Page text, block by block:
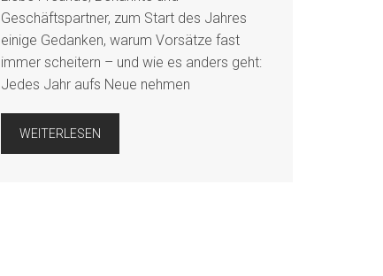
Geschäftspartner, zum Start des Jahres
einige Gedanken, warum Vorsätze fast
immer scheitern – und wie es anders geht:
Jedes Jahr aufs Neue nehmen
WEITERLESEN